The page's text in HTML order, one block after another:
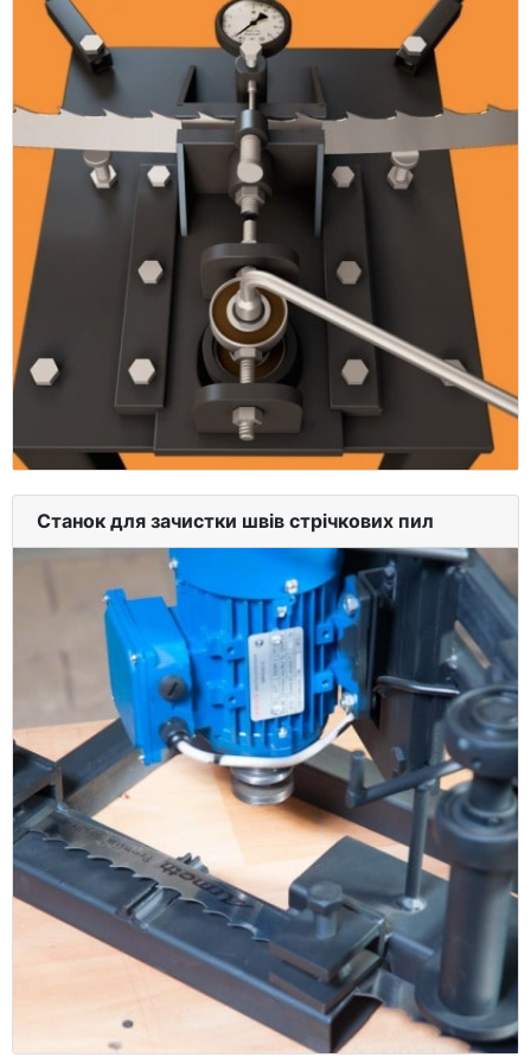
Станок для зачистки швів стрічкових пил